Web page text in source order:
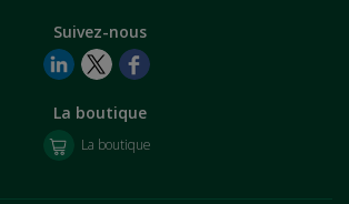
Suivez-nous
La boutique
La boutique